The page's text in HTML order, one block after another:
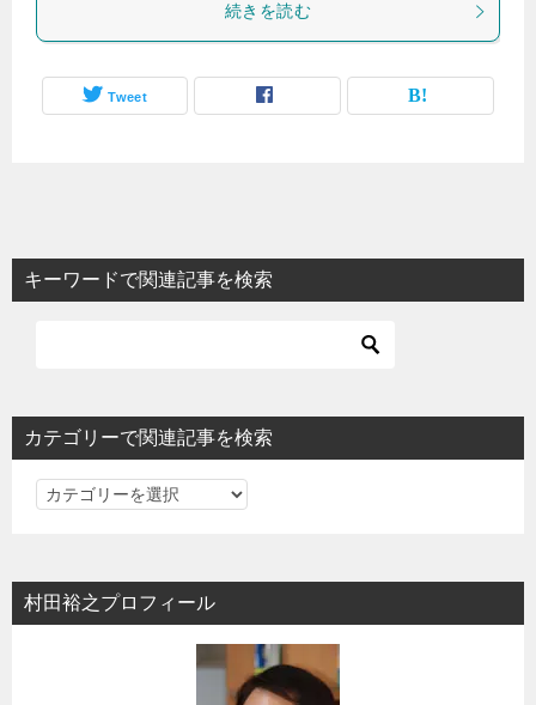
続きを読む
Tweet
キーワードで関連記事を検索
カテゴリーで関連記事を検索
カ
リ
ー
村田裕之プロフィール